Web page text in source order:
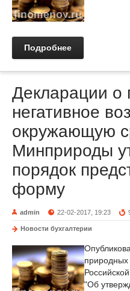
Подробнее
Декларации о
негативное
окружающую
Минприроды
порядок
форму
admin 22-02-2017, 19:23
Новости бухгалтерии
природных
"Об